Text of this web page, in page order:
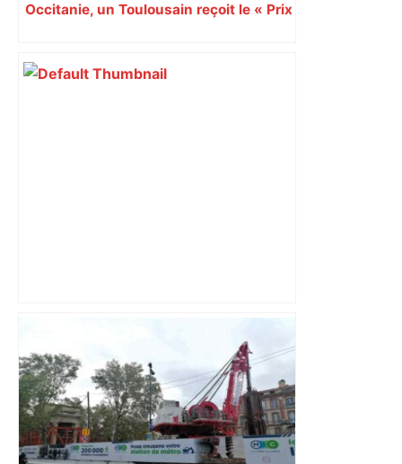
Occitanie, un Toulousain reçoit le « Prix
Open Kia Toulouse-Balma : un baptême
du feu sur la chaise pour Martin
Barreira Bonzom – ladepeche.fr